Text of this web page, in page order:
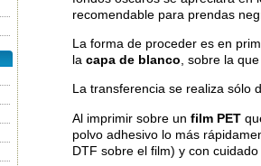
recomendable para prendas
La forma de proceder es en
la capa de blanco , sobre la
La transferencia se realiza sólo
Al imprimir sobre un film PET
polvo adhesivo lo más
DTF sobre el film) y con